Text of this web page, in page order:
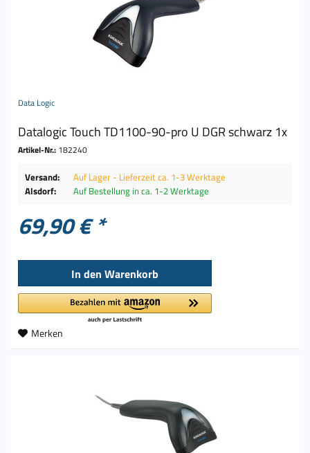
Data Logic
Datalogic Touch TD1100-90-pro U DGR schwarz 1x
Artikel-Nr.: 182240
Versand:
Auf Lager - Lieferzeit ca. 1-3 Werktage
Alsdorf:
Auf Bestellung in ca. 1-2 Werktage
69,90 € *
In den Warenkorb
Merken